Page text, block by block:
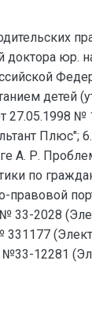
юр.
детей
№
А. Р.
по
33-2028
331177
№33-12281